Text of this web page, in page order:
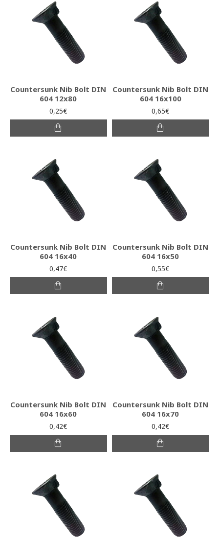
Countersunk Nib Bolt DIN
604 12x80
0,25€
Countersunk Nib Bolt DIN
604 16x100
0,65€
Countersunk Nib Bolt DIN
604 16x40
0,47€
Countersunk Nib Bolt DIN
604 16x50
0,55€
Countersunk Nib Bolt DIN
604 16x60
0,42€
Countersunk Nib Bolt DIN
604 16x70
0,42€